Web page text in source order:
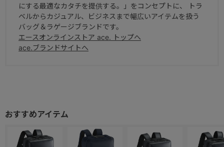
にする最適なカタチを提供する。」をコンセプトに、 トラ
ベルからカジュアル、ビジネスまで幅広いアイテムを扱う
バッグ＆ラゲージブランドです。
エースオンラインストア ace. トップへ
ace.ブランドサイトへ